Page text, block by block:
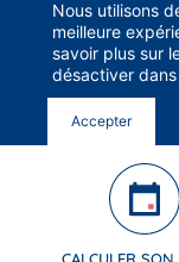
Groupe Vivalto Santé
Engagés pour Votre
Nous utilisons
meilleure
savoir plus sur
désactiver dans
Accepter